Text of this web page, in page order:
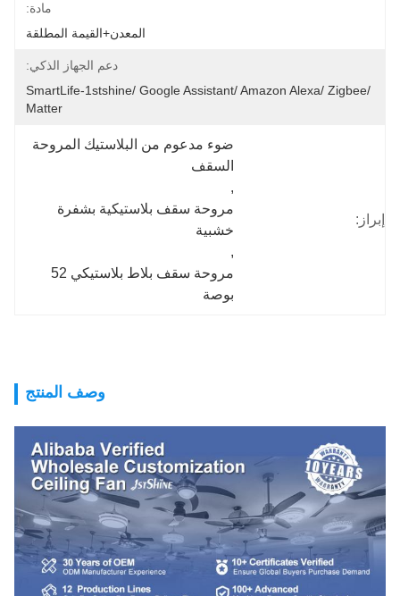
مادة:
المعدن+القيمة المطلقة
دعم الجهاز الذكي:
SmartLife-1stshine/ Google Assistant/ Amazon Alexa/ Zigbee/
Matter
إبراز:
ضوء مدعوم من البلاستيك المروحة
السقف
,
مروحة سقف بلاستيكية بشفرة
خشبية
,
مروحة سقف بلاط بلاستيكي 52
بوصة
وصف المنتج